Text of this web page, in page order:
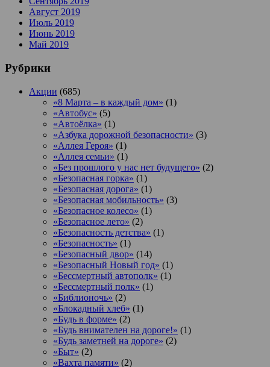
Август 2019
Июль 2019
Июнь 2019
Май 2019
Рубрики
Акции (685)
«8 Марта – в каждый дом» (1)
«Автобус» (5)
«Автоёлка» (1)
«Азбука дорожной безопасности» (3)
«Аллея Героя» (1)
«Аллея семьи» (1)
«Без прошлого у нас нет будущего» (2)
«Безопасная горка» (1)
«Безопасная дорога» (1)
«Безопасная мобильность» (3)
«Безопасное колесо» (1)
«Безопасное лето» (2)
«Безопасность детства» (1)
«Безопасность» (1)
«Безопасный двор» (14)
«Безопасный Новый год» (1)
«Бессмертный автополк» (1)
«Бессмертный полк» (1)
«Библионочь» (2)
«Блокадный хлеб» (1)
«Будь в форме» (2)
«Будь внимателен на дороге!» (1)
«Будь заметней на дороге» (2)
«Быт» (2)
«Вахта памяти» (2)